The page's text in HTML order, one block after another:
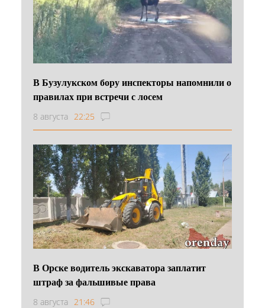
В Бузулукском бору инспекторы напомнили о
правилах при встречи с лосем
8 августа 22:25
В Орске водитель экскаватора заплатит
штраф за фальшивые права
8 августа 21:46